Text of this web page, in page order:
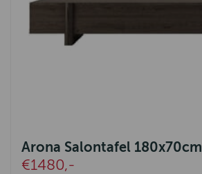
Arona Salontafel 180x70cm
€1480,-